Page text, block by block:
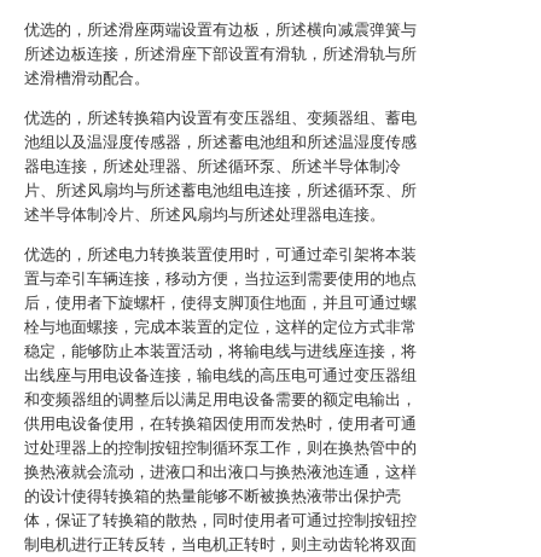
优选的，所述滑座两端设置有边板，所述横向减震弹簧与
所述边板连接，所述滑座下部设置有滑轨，所述滑轨与所
述滑槽滑动配合。
优选的，所述转换箱内设置有变压器组、变频器组、蓄电
池组以及温湿度传感器，所述蓄电池组和所述温湿度传感
器电连接，所述处理器、所述循环泵、所述半导体制冷
片、所述风扇均与所述蓄电池组电连接，所述循环泵、所
述半导体制冷片、所述风扇均与所述处理器电连接。
优选的，所述电力转换装置使用时，可通过牵引架将本装
置与牵引车辆连接，移动方便，当拉运到需要使用的地点
后，使用者下旋螺杆，使得支脚顶住地面，并且可通过螺
栓与地面螺接，完成本装置的定位，这样的定位方式非常
稳定，能够防止本装置活动，将输电线与进线座连接，将
出线座与用电设备连接，输电线的高压电可通过变压器组
和变频器组的调整后以满足用电设备需要的额定电输出，
供用电设备使用，在转换箱因使用而发热时，使用者可通
过处理器上的控制按钮控制循环泵工作，则在换热管中的
换热液就会流动，进液口和出液口与换热液池连通，这样
的设计使得转换箱的热量能够不断被换热液带出保护壳
体，保证了转换箱的散热，同时使用者可通过控制按钮控
制电机进行正转反转，当电机正转时，则主动齿轮将双面